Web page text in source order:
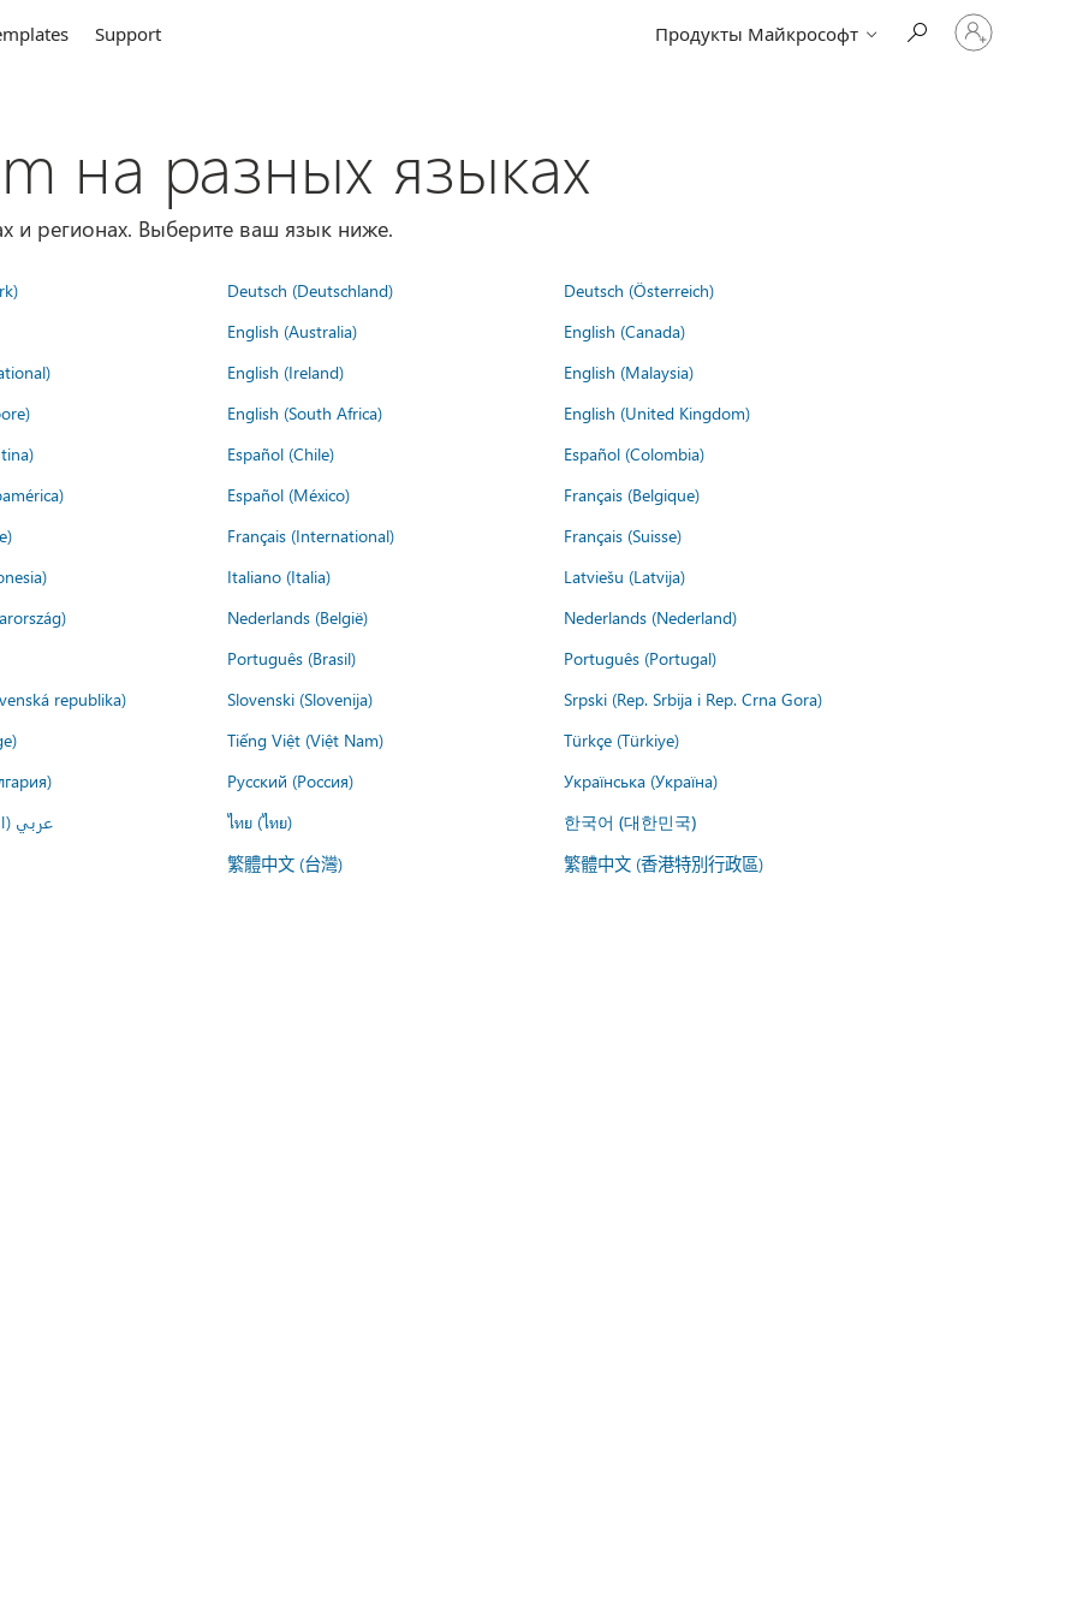
Support Продукты Майкрософт
Войдите
учетную
на разных языках
и регионах. Выберите ваш язык ниже.
Deutsch (Deutschland)
Deutsch (Österreich)
English (Australia)
English (Canada)
English (Ireland)
English (Malaysia)
English (South Africa)
English (United Kingdom)
Español (Chile)
Español (Colombia)
Español (México)
Français (Belgique)
Français (International)
Français (Suisse)
Italiano (Italia)
Latviešu (Latvija)
Nederlands (België)
Nederlands (Nederland)
Português (Brasil)
Português (Portugal)
republika) Slovenski (Slovenija)
Srpski (Rep. Srbija i Rep. Crna Gora)
Tiếng Việt (Việt Nam)
Türkçe (Türkiye)
Русский (Россия)
Українська (Україна)
عربي ไทย (ไทย) 한국어 (대한민국)
繁體中文 (台灣) 繁體中文 (香港特別行政區)